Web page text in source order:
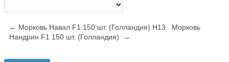
← Морковь Навал F1 150 шт. (Голландия) Н13
Морковь
Нандрин F1 150 шт. (Голландия) →